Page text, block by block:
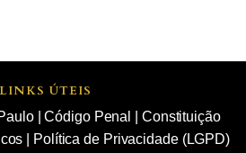
LINKS ÚTEIS
|Código Penal
Constituição
Política de Privacidade (LGPD)